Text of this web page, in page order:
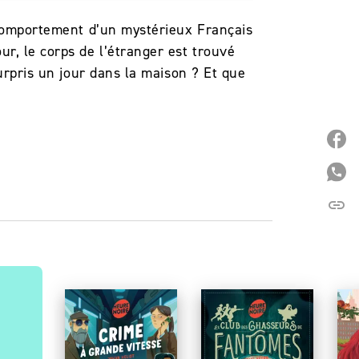
d’un mystérieux Français
le corps de l’étranger est trouvé
un jour dans la maison ? Et que
PARUTION : 11/02/2026
HEURE NOIRE
link